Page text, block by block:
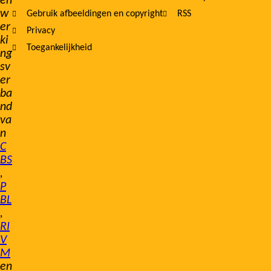
w
er
ki
ng
sv
er
ba
nd
va
n
C
BS
,
P
BL
,
RI
V
M
en
Gebruik afbeeldingen en copyright
Privacy
Toegankelijkheid
RSS